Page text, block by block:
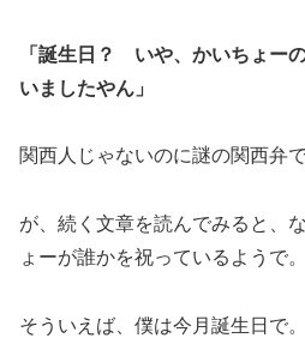
「誕生日？ いや、かいちょー
いましたやん」
関西人じゃないのに謎の関西弁
が、続く文章を読んでみると、
ょーが誰かを祝っているようで。
そういえば、僕は今月誕生日で。